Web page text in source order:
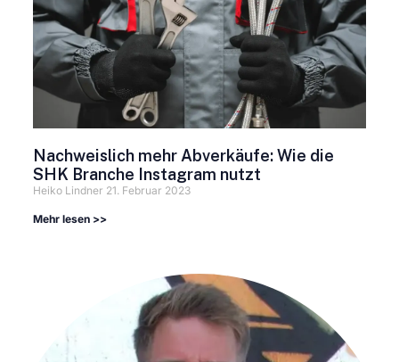
Nachweislich mehr Abverkäufe: Wie die
SHK Branche Instagram nutzt
Heiko Lindner 21. Februar 2023
Mehr lesen >>